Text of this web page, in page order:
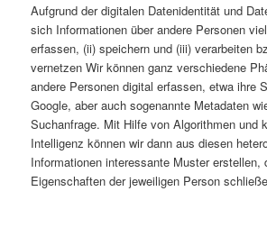
Aufgrund der digitalen Datenidentität und
sich Informationen über andere Personen
erfassen, (ii) speichern und (iii) verarbeiten
vernetzen Wir können ganz verschiedene
andere Personen digital erfassen, etwa ihre
Google, aber auch sogenannte Metadaten
Suchanfrage. Mit Hilfe von Algorithmen und
Intelligenz können wir dann aus diesen
Informationen interessante Muster erstellen,
Eigenschaften der jeweiligen Person